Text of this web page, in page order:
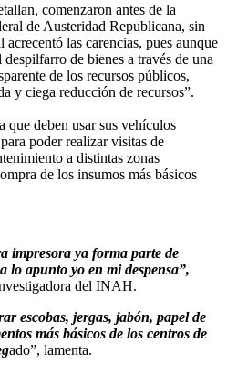
comenzaron antes de la
de Austeridad Republicana, sin
las carencias, pues aunque
de bienes a través de una
de los recursos públicos,
y ciega reducción de recursos”.
deben usar sus vehículos
poder realizar visitas de
a distintas zonas
de los insumos más básicos
impresora ya forma parte de
lo apunto yo en mi despensa”,
del INAH.
escobas, jergas, jabón, papel de
más básicos de los centros de
ado”, lamenta.